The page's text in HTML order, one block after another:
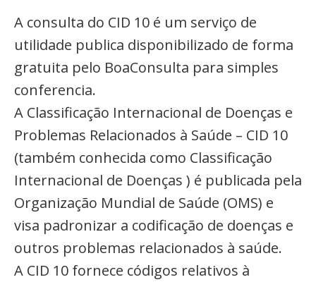
A consulta do CID 10 é um serviço de
utilidade publica disponibilizado de forma
gratuita pelo BoaConsulta para simples
conferencia.
A Classificação Internacional de Doenças e
Problemas Relacionados à Saúde – CID 10
(também conhecida como Classificação
Internacional de Doenças ) é publicada pela
Organização Mundial de Saúde (OMS) e
visa padronizar a codificação de doenças e
outros problemas relacionados à saúde.
A CID 10 fornece códigos relativos à